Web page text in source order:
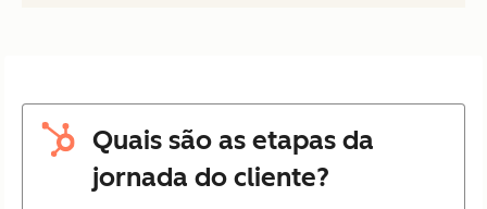
Quais são as etapas da
jornada do cliente?